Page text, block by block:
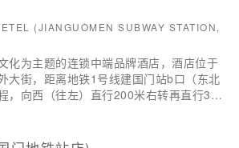
心。距离北京协和医院、北京医院、同仁
酒店位置优越，交通便捷，二环路上公交
路、122路等，长安街上有1路、99路、
728路等，地铁1号线、2号线在建国门站
(JIANGUOMEN SUBWAY STATION,
化为主题的连锁中端品牌酒店，酒店位于
大街，距离地铁1号线建国门站b口（东北
，向西（往左）直行200米右转再直行300
打车约10几分钟。距离北京协和医院直